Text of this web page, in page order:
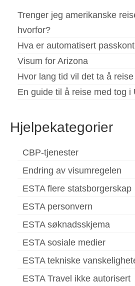
Trenger jeg amerikanske
hvorfor?
Hva er automatisert
Visum for Arizona
Hvor lang tid vil det ta å
En guide til å reise med tog i
Hjelpekategorier
CBP-tjenester
Endring av visumregelen
ESTA flere statsborgerskap
ESTA personvern
ESTA søknadsskjema
ESTA sosiale medier
ESTA tekniske
ESTA Travel ikke autorisert